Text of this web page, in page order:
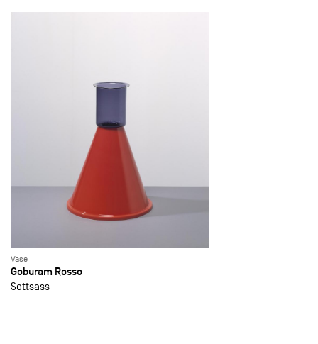
Vase
Goburam Rosso
Sottsass